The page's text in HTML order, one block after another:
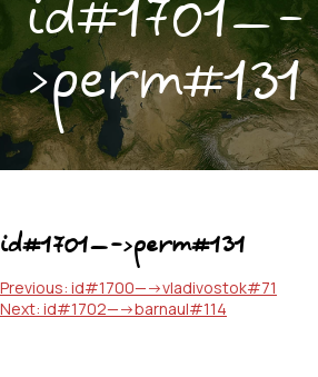
id#1701—-
>perm#131
id#1701—->perm#131
Навигация
по
Previous: id#1700—->vladivostok#71
Next: id#1702—->barnaul#114